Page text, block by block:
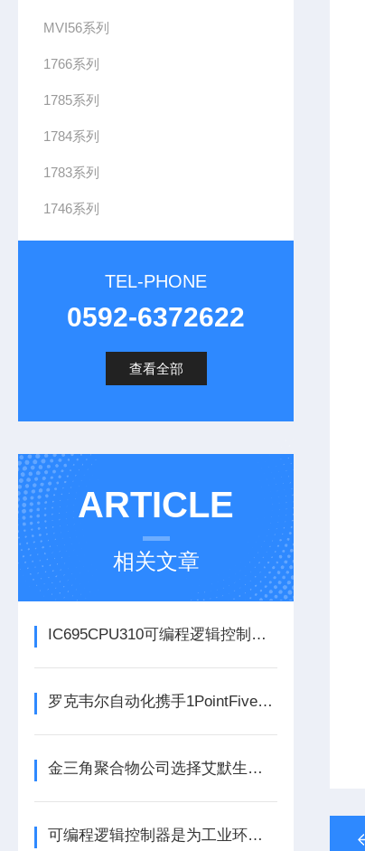
MVI56系列
1766系列
1785系列
1784系列
1783系列
1746系列
TEL-PHONE
0592-6372622
查看全部
ARTICLE
相关文章
IC695CPU310可编程逻辑控制器在各行业中具体应用分享
罗克韦尔自动化携手1PointFive 签署直接空气捕获碳去除信用协议
金三角聚合物公司选择艾默生为其新建工厂提供设备数字自动化技术以及软件
可编程逻辑控制器是为工业环境设计的数字运算控制系统